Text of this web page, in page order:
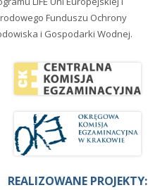
Funduszu Ochrony
i Gospodarki Wodnej.
REALIZOWANE PROJEKTY: